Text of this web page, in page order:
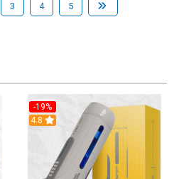
3 4 5
-19%
Hot
4.8